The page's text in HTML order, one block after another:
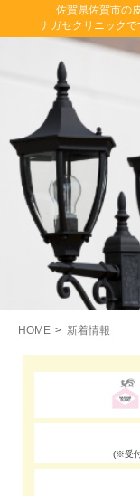
佐賀県佐賀市の
ナガセクリニックで
(※受
HOME 新着情報